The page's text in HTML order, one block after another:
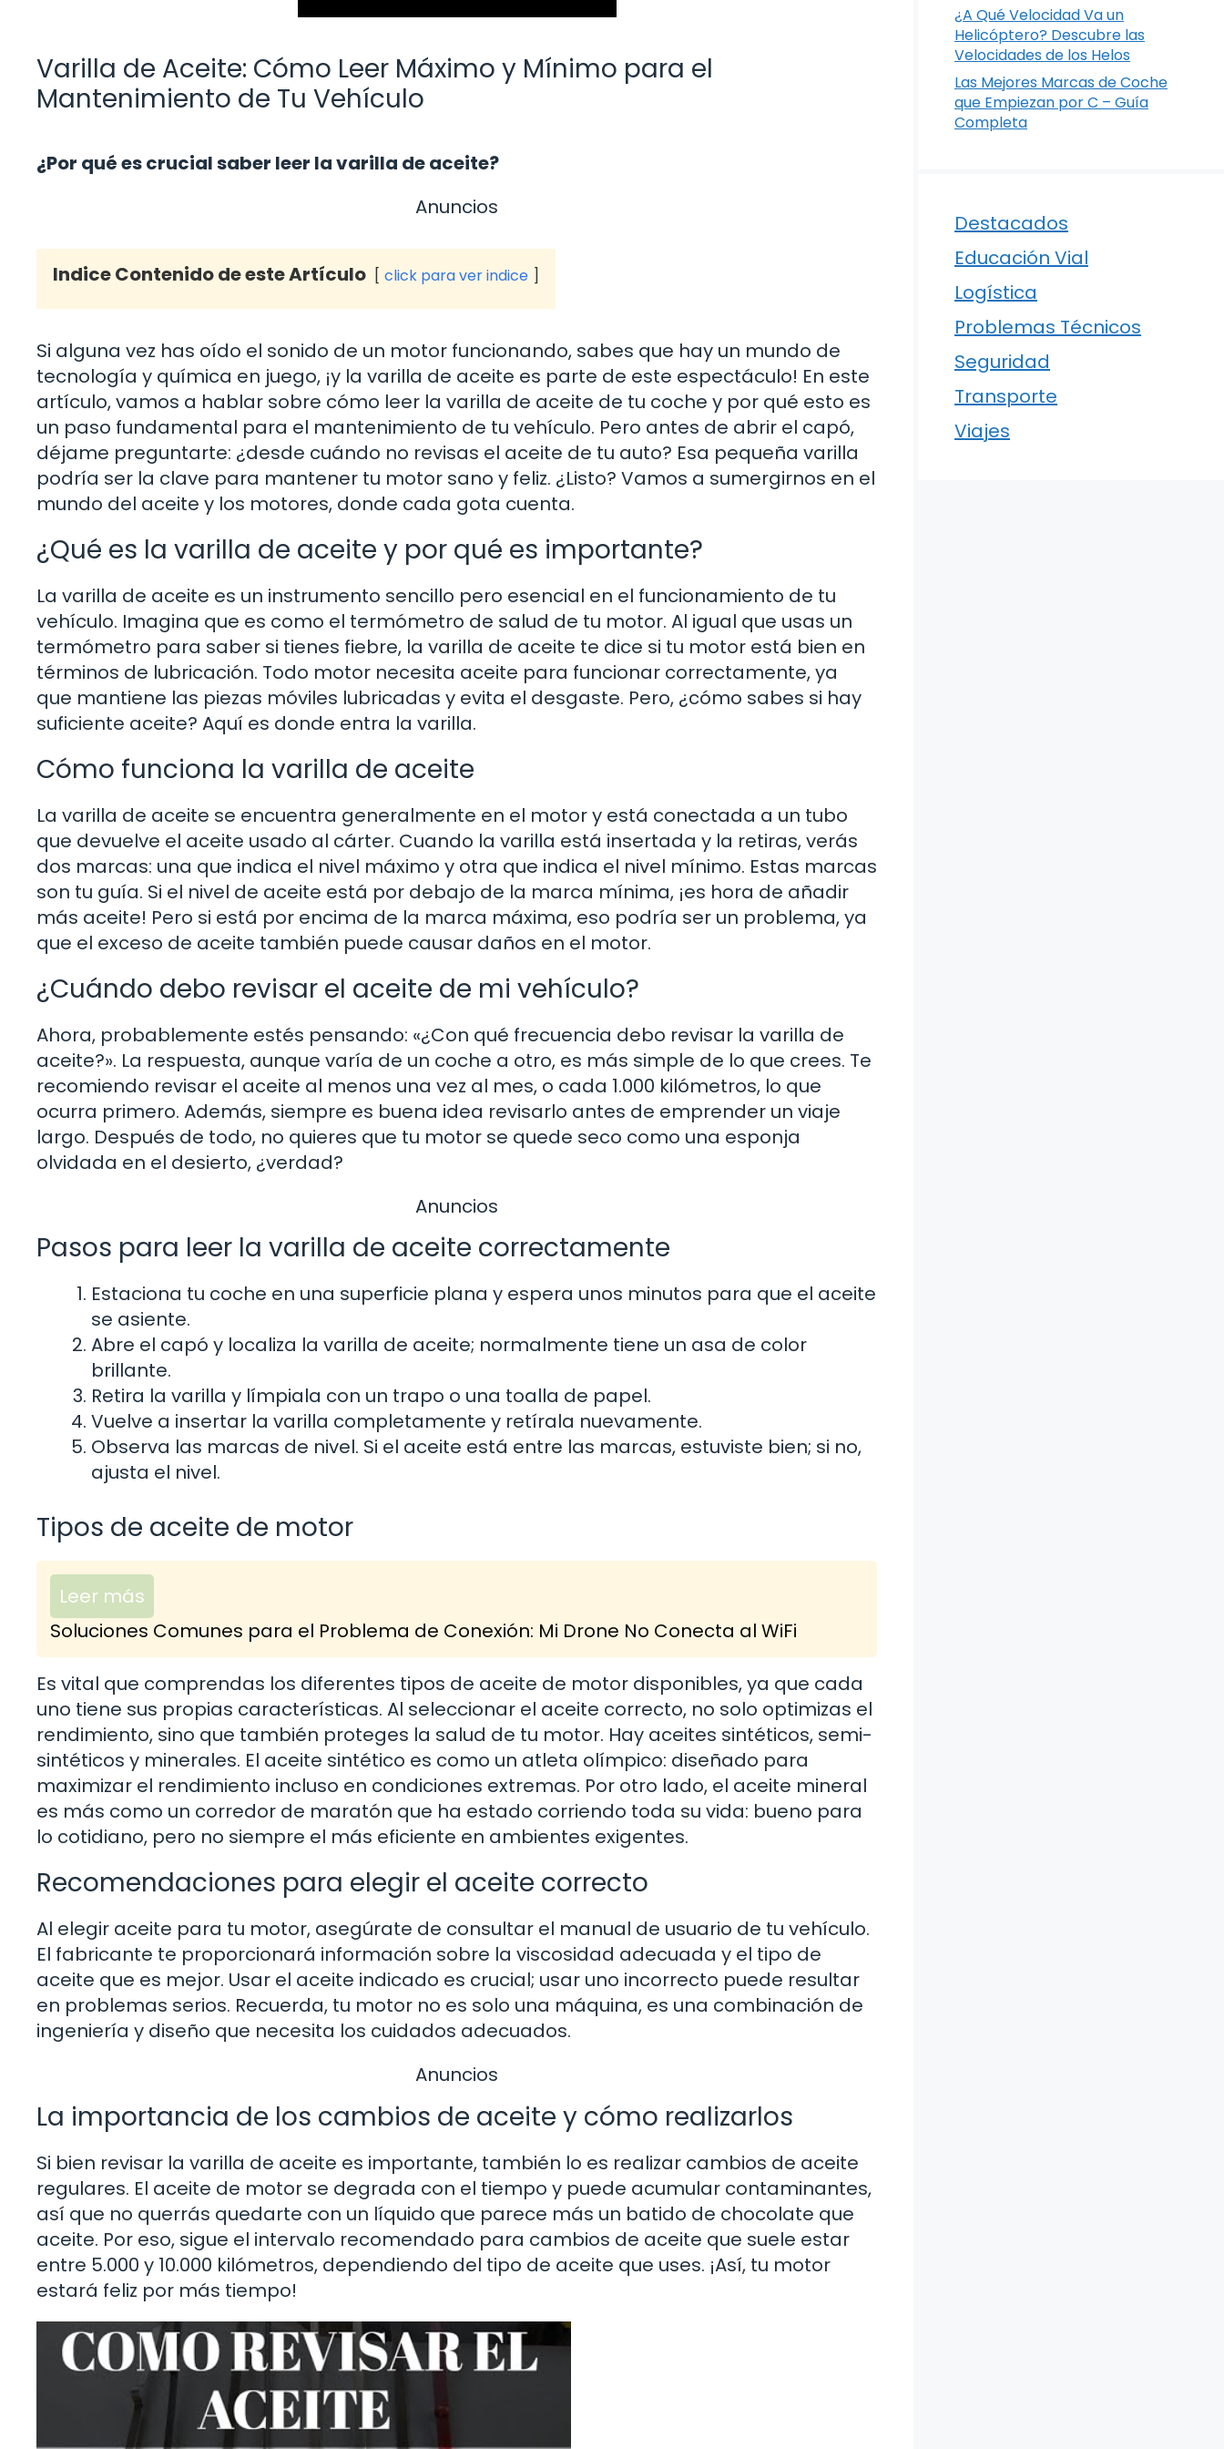
Varilla de Aceite: Cómo Leer Máximo y Mínimo para el
Mantenimiento de Tu Vehículo
¿Por qué es crucial saber leer la varilla de aceite?
Anuncios
Indice Contenido de este Artículo click para ver indice
Si alguna vez has oído el sonido de un motor funcionando, sabes que hay un mundo de
tecnología y química en juego, ¡y la varilla de aceite es parte de este espectáculo! En este
artículo, vamos a hablar sobre cómo leer la varilla de aceite de tu coche y por qué esto es
un paso fundamental para el mantenimiento de tu vehículo. Pero antes de abrir el capó,
déjame preguntarte: ¿desde cuándo no revisas el aceite de tu auto? Esa pequeña varilla
podría ser la clave para mantener tu motor sano y feliz. ¿Listo? Vamos a sumergirnos en el
mundo del aceite y los motores, donde cada gota cuenta.
¿Qué es la varilla de aceite y por qué es importante?
La varilla de aceite es un instrumento sencillo pero esencial en el funcionamiento de tu
vehículo. Imagina que es como el termómetro de salud de tu motor. Al igual que usas un
termómetro para saber si tienes fiebre, la varilla de aceite te dice si tu motor está bien en
términos de lubricación. Todo motor necesita aceite para funcionar correctamente, ya
que mantiene las piezas móviles lubricadas y evita el desgaste. Pero, ¿cómo sabes si hay
suficiente aceite? Aquí es donde entra la varilla.
Cómo funciona la varilla de aceite
La varilla de aceite se encuentra generalmente en el motor y está conectada a un tubo
que devuelve el aceite usado al cárter. Cuando la varilla está insertada y la retiras, verás
dos marcas: una que indica el nivel máximo y otra que indica el nivel mínimo. Estas marcas
son tu guía. Si el nivel de aceite está por debajo de la marca mínima, ¡es hora de añadir
más aceite! Pero si está por encima de la marca máxima, eso podría ser un problema, ya
que el exceso de aceite también puede causar daños en el motor.
¿Cuándo debo revisar el aceite de mi vehículo?
Ahora, probablemente estés pensando: «¿Con qué frecuencia debo revisar la varilla de
aceite?». La respuesta, aunque varía de un coche a otro, es más simple de lo que crees. Te
recomiendo revisar el aceite al menos una vez al mes, o cada 1.000 kilómetros, lo que
ocurra primero. Además, siempre es buena idea revisarlo antes de emprender un viaje
largo. Después de todo, no quieres que tu motor se quede seco como una esponja
olvidada en el desierto, ¿verdad?
Anuncios
Pasos para leer la varilla de aceite correctamente
Estaciona tu coche en una superficie plana y espera unos minutos para que el aceite
se asiente.
Abre el capó y localiza la varilla de aceite; normalmente tiene un asa de color
brillante.
Retira la varilla y límpiala con un trapo o una toalla de papel.
Vuelve a insertar la varilla completamente y retírala nuevamente.
Observa las marcas de nivel. Si el aceite está entre las marcas, estuviste bien; si no,
ajusta el nivel.
Tipos de aceite de motor
Leer más
Soluciones Comunes para el Problema de Conexión: Mi Drone No Conecta al WiFi
Es vital que comprendas los diferentes tipos de aceite de motor disponibles, ya que cada
uno tiene sus propias características. Al seleccionar el aceite correcto, no solo optimizas el
rendimiento, sino que también proteges la salud de tu motor. Hay aceites sintéticos, semi-
sintéticos y minerales. El aceite sintético es como un atleta olímpico: diseñado para
maximizar el rendimiento incluso en condiciones extremas. Por otro lado, el aceite mineral
es más como un corredor de maratón que ha estado corriendo toda su vida: bueno para
lo cotidiano, pero no siempre el más eficiente en ambientes exigentes.
Recomendaciones para elegir el aceite correcto
Al elegir aceite para tu motor, asegúrate de consultar el manual de usuario de tu vehículo.
El fabricante te proporcionará información sobre la viscosidad adecuada y el tipo de
aceite que es mejor. Usar el aceite indicado es crucial; usar uno incorrecto puede resultar
en problemas serios. Recuerda, tu motor no es solo una máquina, es una combinación de
ingeniería y diseño que necesita los cuidados adecuados.
Anuncios
La importancia de los cambios de aceite y cómo realizarlos
Si bien revisar la varilla de aceite es importante, también lo es realizar cambios de aceite
regulares. El aceite de motor se degrada con el tiempo y puede acumular contaminantes,
así que no querrás quedarte con un líquido que parece más un batido de chocolate que
aceite. Por eso, sigue el intervalo recomendado para cambios de aceite que suele estar
entre 5.000 y 10.000 kilómetros, dependiendo del tipo de aceite que uses. ¡Así, tu motor
estará feliz por más tiempo!
¿A Qué Velocidad Va un
Helicóptero? Descubre las
Velocidades de los Helos
Las Mejores Marcas de Coche
que Empiezan por C – Guía
Completa
Destacados
Educación Vial
Logística
Problemas Técnicos
Seguridad
Transporte
Viajes